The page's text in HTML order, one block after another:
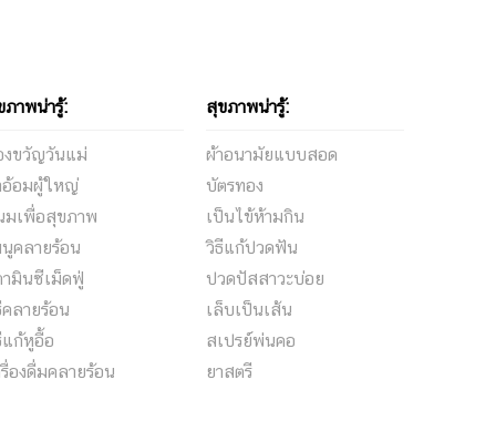
ภาพน่ารู้:
งขวัญวันแม่
อ้อมผู้ใหญ่
มเพื่อสุขภาพ
นูคลายร้อน
ามินซีเม็ดฟู่
ลายร้อน
แก้หูอื้อ
รื่องดื่มคลายร้อน
สุขภาพน่ารู้:
ผ้าอนามัยแบบสอด
บัตรทอง
เป็นไข้ห้ามกิน
วิธีแก้ปวดฟัน
ปวดปัสสาวะบ่อย
เล็บเป็นเส้น
สเปรย์พ่นคอ
ยาสตรี